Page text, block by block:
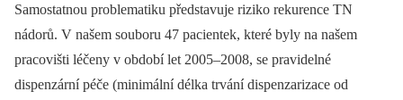
Samostatnou problematiku představuje riziko rekurence TN
nádorů. V našem souboru 47 pacientek, které byly na našem
pracovišti léčeny v období let 2005–2008, se pravidelné
dispenzární péče (minimální délka trvání dispenzarizace od